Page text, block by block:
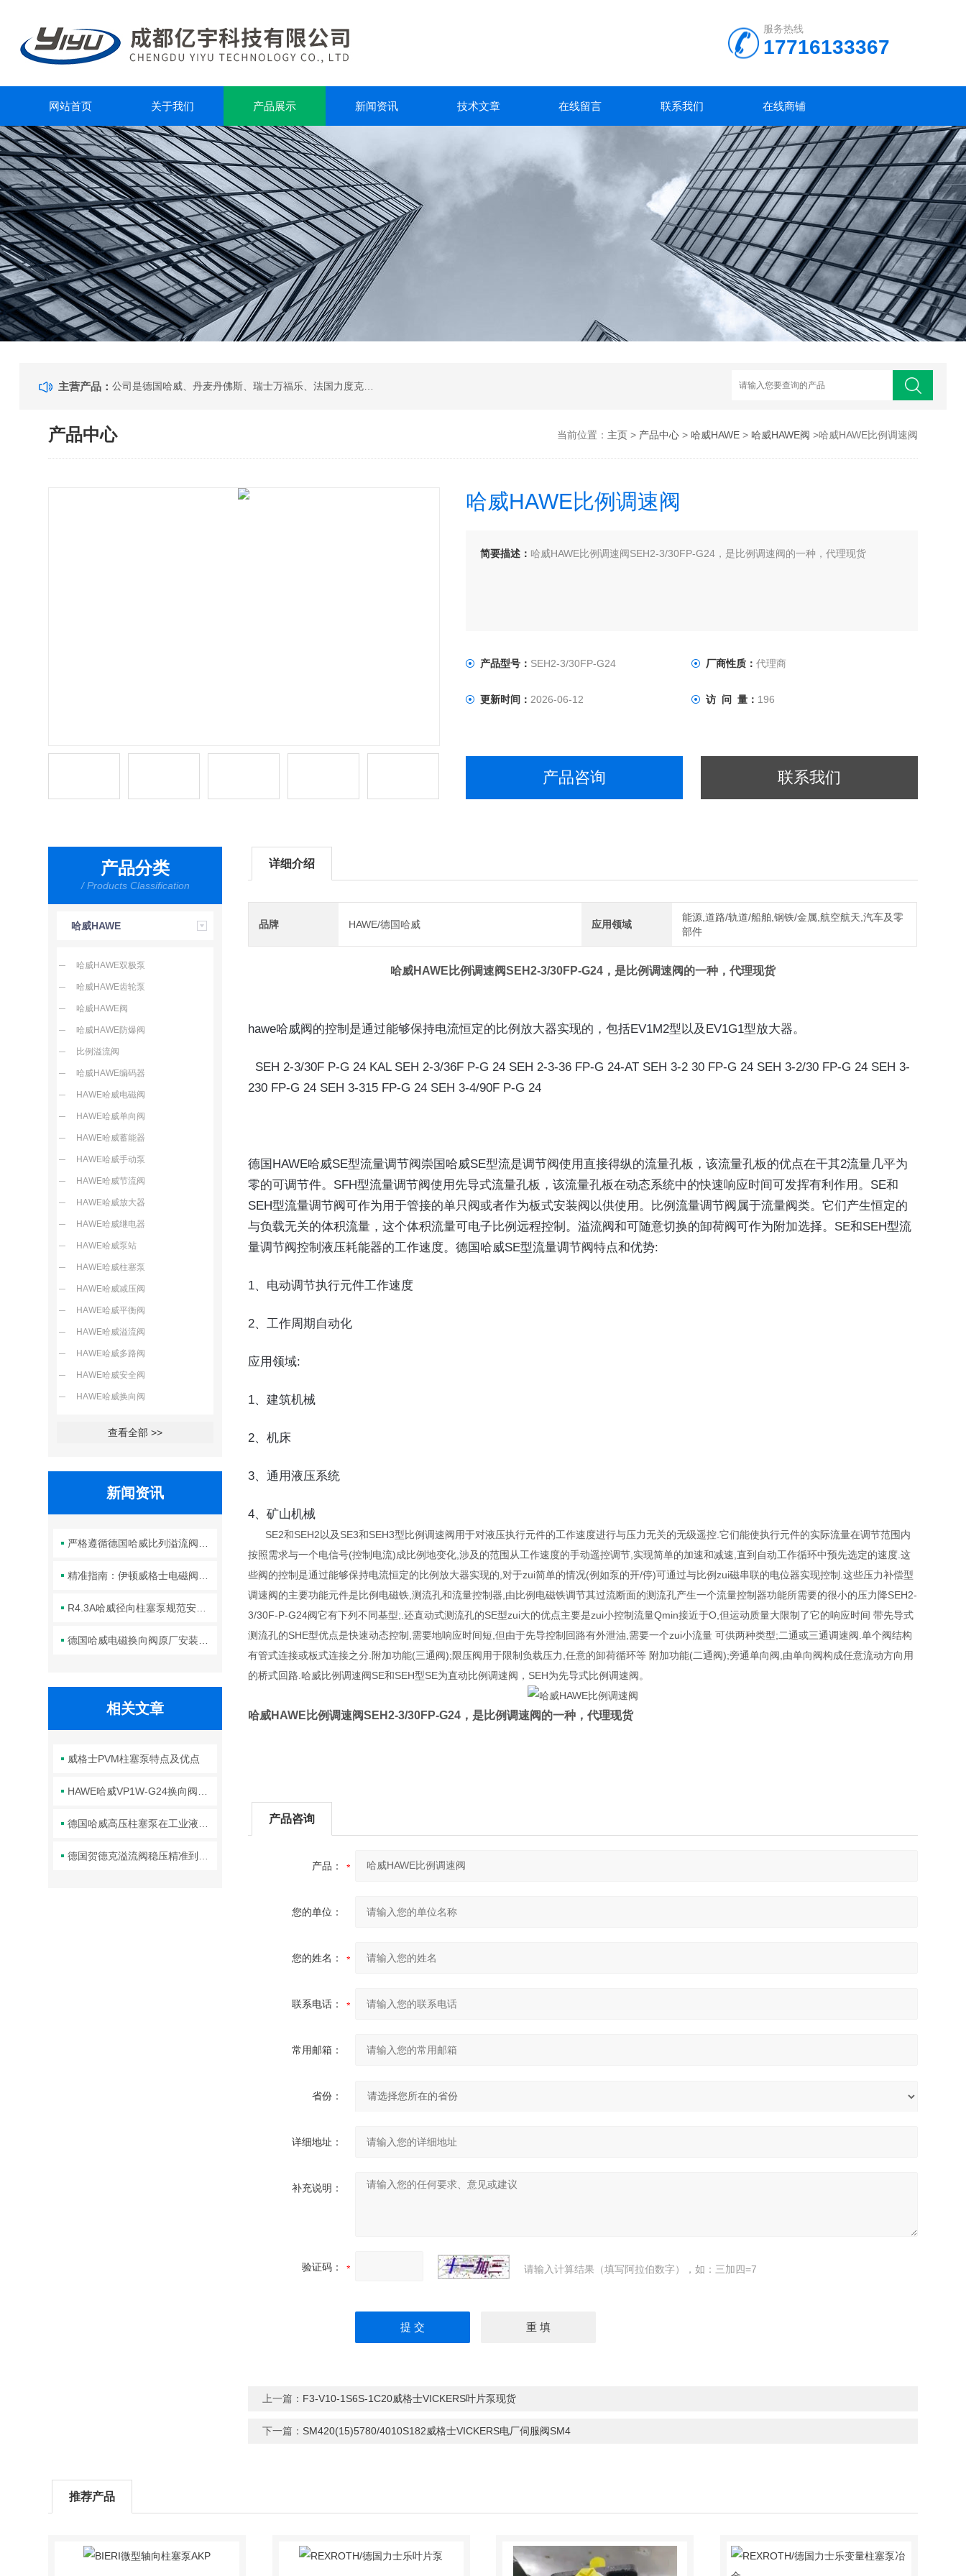
服务热线
17716133367
网站首页 关于我们 产品展示 新闻资讯 技术文章 在线留言 联系我们 在线商铺
主营产品：
产品中心 当前位置： 主页> 产品中心> 哈威HAWE> 哈威HAWE阀 >哈威HAWE比例调速阀
哈威HAWE比例调速阀
简要描述： 哈威HAWE比例调速阀SEH2-3/30FP-G24，是比例调速阀的一种，代理现货
产品型号： SEH2-3/30FP-G24 厂商性质：代理商
更新时间： 2026-06-12 访 问 量： 196
产品咨询 联系我们
产品分类
/ Products Classification
哈威HAWE
哈威HAWE双极泵
哈威HAWE齿轮泵
哈威HAWE阀
哈威HAWE防爆阀
比例溢流阀
哈威HAWE编码器
HAWE哈威电磁阀
HAWE哈威单向阀
HAWE哈威蓄能器
HAWE哈威手动泵
HAWE哈威节流阀
HAWE哈威放大器
HAWE哈威继电器
HAWE哈威泵站
HAWE哈威柱塞泵
HAWE哈威减压阀
HAWE哈威平衡阀
HAWE哈威溢流阀
HAWE哈威多路阀
HAWE哈威安全阀
HAWE哈威换向阀
查看全部 >>
新闻资讯
相关文章
威格士PVM柱塞泵特点及优点
详细介绍
品牌 HAWE/德国哈威 应用领域
能源,道路/轨道/船舶,钢铁/金属,航空航天,汽车及零
部件
哈威HAWE比例调速阀SEH2-3/30FP-G24，是比例调速阀的一种，代理现货
hawe哈威阀的控制是通过能够保持电流恒定的比例放大器实现的，包括EV1M2型以及EV1G1型放大器。
SEH 2-3/30F P-G 24 KAL SEH 2-3/36F P-G 24 SEH 2-3-36 FP-G 24-AT SEH 3-2 30 FP-G 24 SEH 3-2/30 FP-G 24 SEH 3-
230 FP-G 24 SEH 3-315 FP-G 24 SEH 3-4/90F P-G 24
德国HAWE哈威SE型流量调节阀崇国哈威SE型流是调节阀使用直接得纵的流量孔板，该流量孔板的优点在干其2流量几平为
零的可调节件。SFH型流量调节阀使用先导式流量孔板，该流量孔板在动态系统中的快速响应时间可发挥有利作用。SE和
SEH型流量调节阀可作为用于管接的单只阀或者作为板式安装阀以供使用。比例流量调节阀属于流量阀类。它们产生恒定的
与负载无关的体积流量，这个体积流量可电子比例远程控制。溢流阀和可随意切换的卸荷阀可作为附加选择。SE和SEH型流
量调节阀控制液压耗能器的工作速度。德国哈威SE型流量调节阀特点和优势:
1、电动调节执行元件工作速度
2、工作周期自动化
应用领域:
1、建筑机械
2、机床
3、通用液压系统
4、矿山机械
SE2和SEH2以及SE3和SEH3型比例调速阀用于对液压执行元件的工作速度进行与压力无关的无级遥控.它们能使执行元件的实际流量在调节范围内
按照需求与一个电信号(控制电流)成比例地变化,涉及的范围从工作速度的手动遥控调节,实现简单的加速和减速,直到自动工作循环中预先选定的速度.这
些阀的控制是通过能够保持电流恒定的比例放大器实现的,对于zui简单的情况(例如泵的开/停)可通过与比例zui磁串联的电位器实现控制.这些压力补偿型
调速阀的主要功能元件是比例电磁铁,测流孔和流量控制器,由比例电磁铁调节其过流断面的测流孔产生一个流量控制器功能所需要的很小的压力降SEH2-
3/30F-P-G24阀它有下列不同基型;.还直动式测流孔的SE型zui大的优点主要是zui小控制流量Qmin接近于O,但运动质量大限制了它的响应时间 带先导式
测流孔的SHE型优点是快速动态控制,需要地响应时间短,但由于先导控制回路有外泄油,需要一个zui小流量 可供两种类型;二通或三通调速阀.单个阀结构
有管式连接或板式连接之分.附加功能(三通阀);限压阀用于限制负载压力,任意的卸荷循环等 附加功能(二通阀);旁通单向阀,由单向阀构成任意流动方向用
的桥式回路.哈威比例调速阀SE和SEH型SE为直动比例调速阀，SEH为先导式比例调速阀。
哈威HAWE比例调速阀SEH2-3/30FP-G24，是比例调速阀的一种，代理现货
产品咨询
产品：
您的单位：
您的姓名：
联系电话：
常用邮箱：
省份：
详细地址：
补充说明：
验证码： 请输入计算结果（填写阿拉伯数字），如：三加四=7
上一篇： F3-V10-1S6S-1C20威格士VICKERS叶片泵现货
下一篇： SM420(15)5780/4010S182威格士VICKERS电厂伺服阀SM4
推荐产品